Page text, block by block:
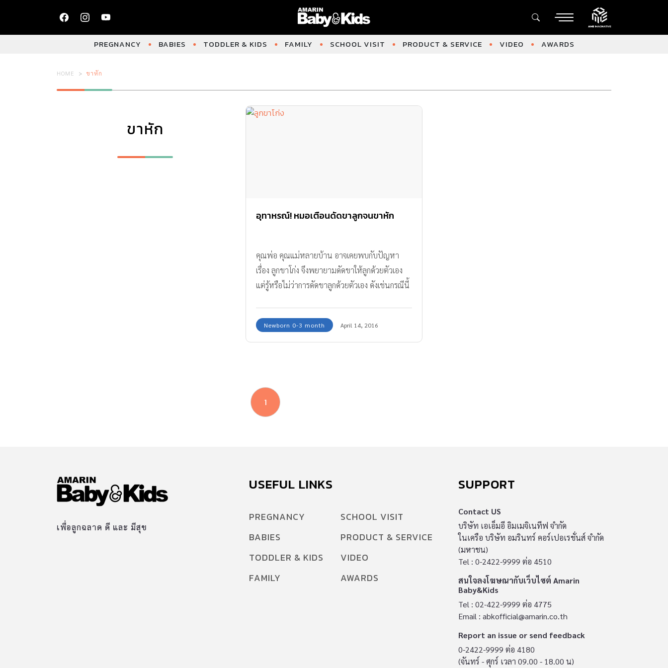
PREGNANCY BABIES TODDLER & KIDS FAMILY SCHOOL VISIT PRODUCT & SERVICE VIDEO AWARDS
HOME ขาหัก
ขาหัก
อุทาหรณ์! หมอเตือนดัดขาลูกจนขาหัก
คุณพ่อ คุณแม่หลายบ้าน อาจเคยพบกับปัญหา
เรื่อง ลูกขาโก่ง จึงพยายามดัดขาให้ลูกด้วยตัวเอง
แต่รู้หรือไม่ว่าการดัดขาลูกด้วยตัวเอง ดังเช่นกรณีนี้
Newborn 0-3 month April 14, 2016
1
เพื่อลูกฉลาด ดี และ มีสุข
USEFUL LINKS
PREGNANCY
BABIES
TODDLER & KIDS
FAMILY
SCHOOL VISIT
PRODUCT & SERVICE
VIDEO
AWARDS
SUPPORT
Contact US
บริษัท เอเอ็มอี อิมเมจิเนทีฟ จำกัด
ในเครือ บริษัท อมรินทร์ คอร์เปอเรชั่นส์ จำกัด
(มหาชน)
Tel : 0-2422-9999 ต่อ 4510
สนใจลงโฆษณากับเว็บไซต์ Amarin
Baby&Kids
Tel : 02-422-9999 ต่อ 4775
Email : abkofficial@amarin.co.th
Report an issue or send feedback
0-2422-9999 ต่อ 4180
(จันทร์ - ศุกร์ เวลา 09.00 - 18.00 น)